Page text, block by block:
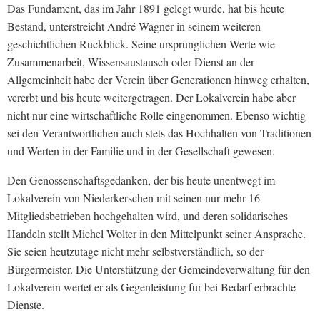
Das Fundament, das im Jahr 1891 gelegt wurde, hat bis heute
Bestand, unterstreicht André Wagner in seinem weiteren
geschichtlichen Rückblick. Seine ursprünglichen Werte wie
Zusammenarbeit, Wissensaustausch oder Dienst an der
Allgemeinheit habe der Verein über Generationen hinweg erhalten,
vererbt und bis heute weitergetragen. Der Lokalverein habe aber
nicht nur eine wirtschaftliche Rolle eingenommen. Ebenso wichtig
sei den Verantwortlichen auch stets das Hochhalten von Traditionen
und Werten in der Familie und in der Gesellschaft gewesen.
Den Genossenschaftsgedanken, der bis heute unentwegt im
Lokalverein von Niederkerschen mit seinen nur mehr 16
Mitgliedsbetrieben hochgehalten wird, und deren solidarisches
Handeln stellt Michel Wolter in den Mittelpunkt seiner Ansprache.
Sie seien heutzutage nicht mehr selbstverständlich, so der
Bürgermeister. Die Unterstützung der Gemeindeverwaltung für den
Lokalverein wertet er als Gegenleistung für bei Bedarf erbrachte
Dienste.